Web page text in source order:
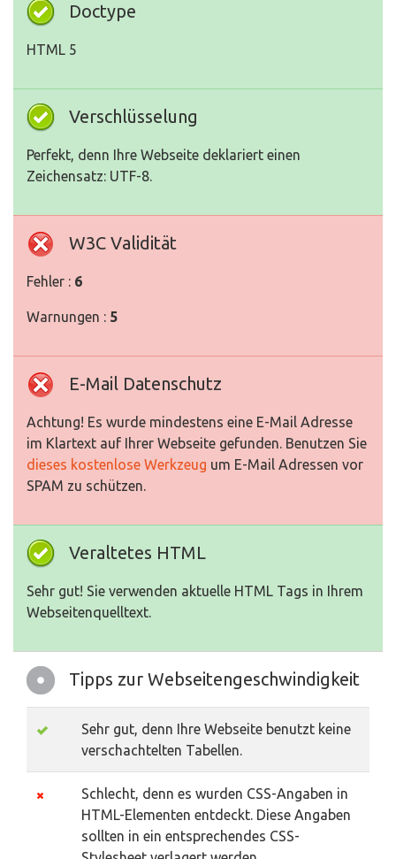
Doctype
HTML 5
Verschlüsselung
Perfekt, denn Ihre Webseite deklariert einen
Zeichensatz: UTF-8.
W3C Validität
Fehler : 6
Warnungen : 5
E-Mail Datenschutz
Achtung! Es wurde mindestens eine E-Mail Adresse
im Klartext auf Ihrer Webseite gefunden. Benutzen Sie
dieses kostenlose Werkzeug um E-Mail Adressen vor
SPAM zu schützen.
Veraltetes HTML
Sehr gut! Sie verwenden aktuelle HTML Tags in Ihrem
Webseitenquelltext.
Tipps zur Webseitengeschwindigkeit
Sehr gut, denn Ihre Webseite benutzt keine
verschachtelten Tabellen.
Schlecht, denn es wurden CSS-Angaben in
HTML-Elementen entdeckt. Diese Angaben
sollten in ein entsprechendes CSS-